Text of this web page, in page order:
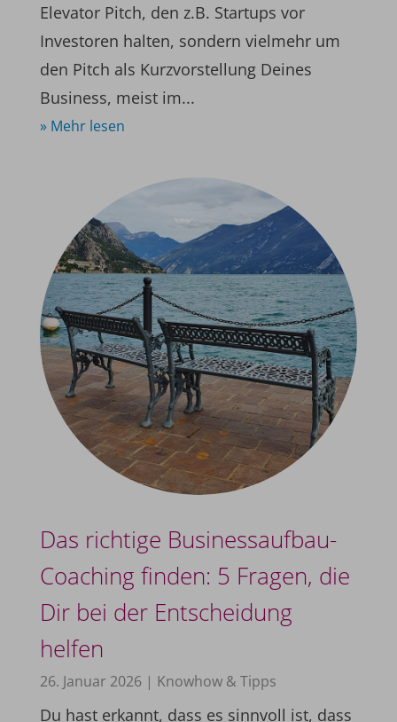
Elevator Pitch, den z.B. Startups vor
Investoren halten, sondern vielmehr um
den Pitch als Kurzvorstellung Deines
Business, meist im...
» Mehr lesen
Das richtige Businessaufbau-
Coaching finden: 5 Fragen, die
Dir bei der Entscheidung
helfen
26. Januar 2026| Knowhow & Tipps
Du hast erkannt, dass es sinnvoll ist, dass